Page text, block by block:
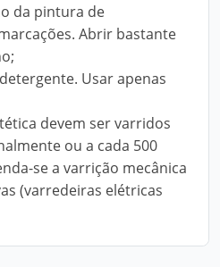
da pintura de
Abrir bastante
Usar apenas
devem ser varridos
ou a cada 500
se a varrição mecânica
(varredeiras elétricas